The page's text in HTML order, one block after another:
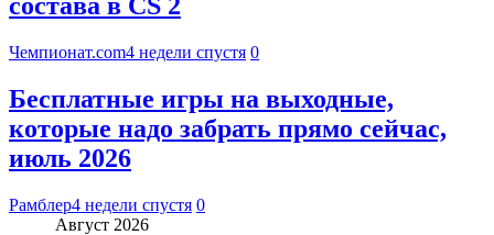
Чемпионат.com4 недели спустя 0
Бесплатные игры на выходные,
которые надо забрать прямо сейчас,
июль 2026
Рамблер4 недели спустя 0
Август 2026